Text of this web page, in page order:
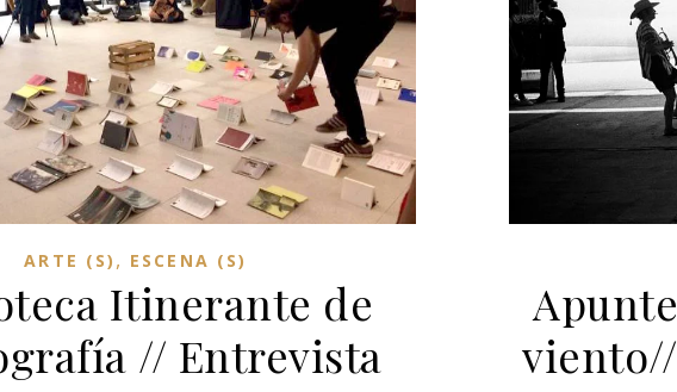
ARTE (S) , ESCENA (S)
Itinerante de
// Entrevista